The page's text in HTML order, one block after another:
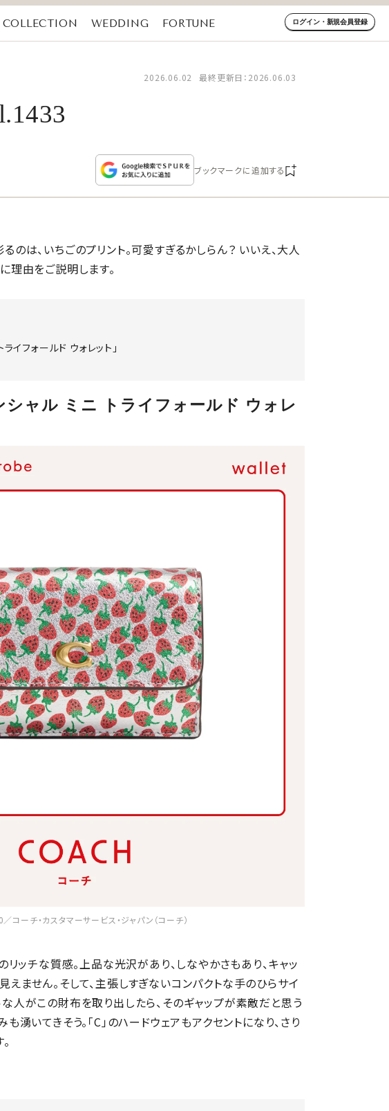
COLLECTION WEDDING
FORTUNE
ログイン・新規会員登録
2026.06.02 最終更新日：2026.06.03
ブックマークに追加する
のは、いちごのプリント。可愛すぎるかしらん？ いいえ、大人
理由をご説明します。
イフォールド ウォレット」
シャル ミニ トライフォールド ウォレ
チ・カスタマーサービス・ジャパン（コーチ）
リッチな質感。上品な光沢があり、しなやかさもあり、キャッ
ません。そして、主張しすぎないコンパクトな手のひらサイ
人がこの財布を取り出したら、そのギャップが素敵だと思う
湧いてきそう。「C」のハードウェアもアクセントになり、さり